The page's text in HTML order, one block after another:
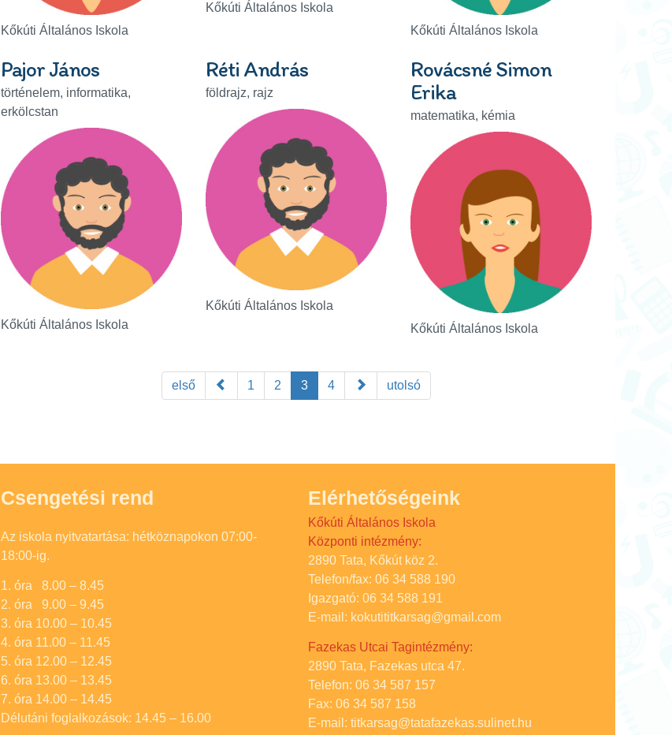
Kőkúti Általános Iskola
Kőkúti Általános Iskola
Kőkúti Általános Iskola
Pajor János
történelem, informatika,
erkölcstan
Kőkúti Általános Iskola
Réti András
földrajz, rajz
Kőkúti Általános Iskola
Rovácsné Simon
Erika
matematika, kémia
Kőkúti Általános Iskola
első 1 2 3 4 utolsó
Csengetési rend
Az iskola nyitvatartása: hétköznapokon 07:00-
18:00-ig.
1. óra 8.00 – 8.45
2. óra 9.00 – 9.45
3. óra 10.00 – 10.45
4. óra 11.00 – 11.45
5. óra 12.00 – 12.45
6. óra 13.00 – 13.45
7. óra 14.00 – 14.45
Délutáni foglalkozások: 14.45 – 16.00
Elérhetőségeink
Kőkúti Általános Iskola
Központi intézmény:
2890 Tata, Kőkút köz 2.
Telefon/fax: 06 34 588 190
Igazgató: 06 34 588 191
E-mail: kokutititkarsag@gmail.com
Fazekas Utcai Tagintézmény:
2890 Tata, Fazekas utca 47.
Telefon: 06 34 587 157
Fax: 06 34 587 158
E-mail: titkarsag@tatafazekas.sulinet.hu